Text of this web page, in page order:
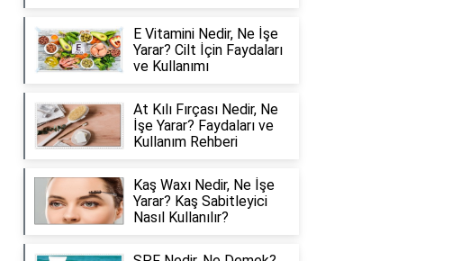
E Vitamini Nedir, Ne İşe
Yarar? Cilt İçin Faydaları
ve Kullanımı
At Kılı Fırçası Nedir, Ne
İşe Yarar? Faydaları ve
Kullanım Rehberi
Kaş Waxı Nedir, Ne İşe
Yarar? Kaş Sabitleyici
Nasıl Kullanılır?